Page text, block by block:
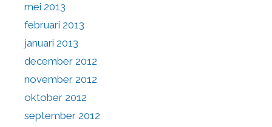
mei 2013
februari 2013
januari 2013
december 2012
november 2012
oktober 2012
september 2012